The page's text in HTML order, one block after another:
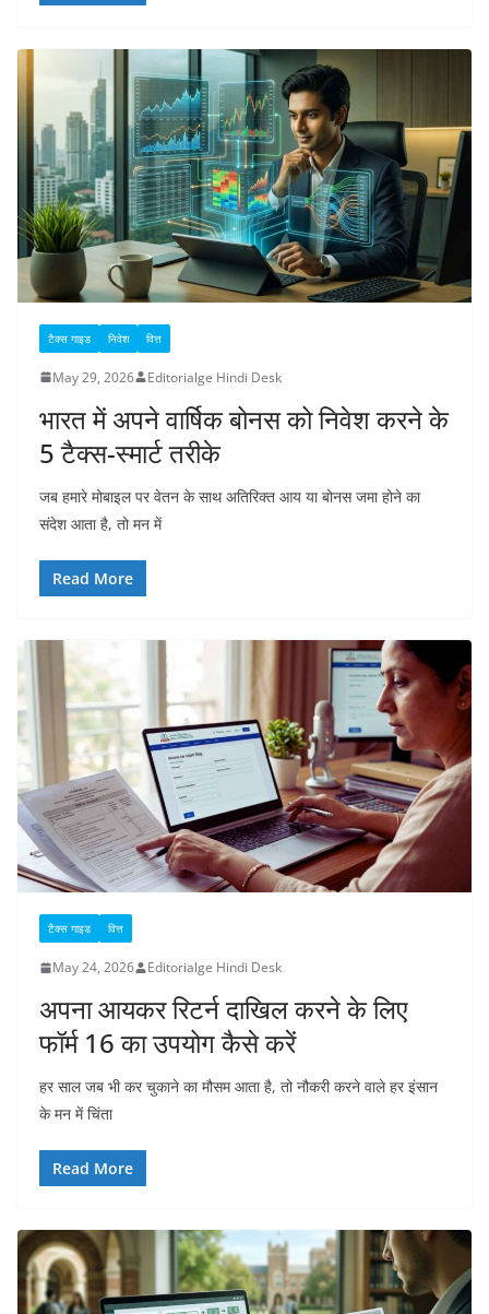
टैक्स गाइड निवेश वित्त
May 29, 2026 Editorialge Hindi Desk
भारत में अपने वार्षिक बोनस को निवेश करने के
5 टैक्स-स्मार्ट तरीके
जब हमारे मोबाइल पर वेतन के साथ अतिरिक्त आय या बोनस जमा होने का
संदेश आता है, तो मन में
Read More
टैक्स गाइड वित्त
May 24, 2026 Editorialge Hindi Desk
अपना आयकर रिटर्न दाखिल करने के लिए
फॉर्म 16 का उपयोग कैसे करें
हर साल जब भी कर चुकाने का मौसम आता है, तो नौकरी करने वाले हर इंसान
के मन में चिंता
Read More